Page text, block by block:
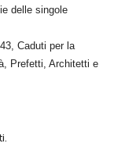
delle singole
Caduti per la
Prefetti, Architetti e